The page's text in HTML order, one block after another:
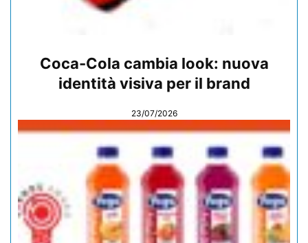
Coca-Cola cambia look: nuova
identità visiva per il brand
23/07/2026